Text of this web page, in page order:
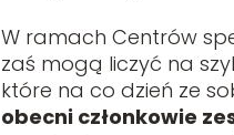
W ramach Centrów
zaś mogą liczyć na
które na co dzień ze
obecni członkowie